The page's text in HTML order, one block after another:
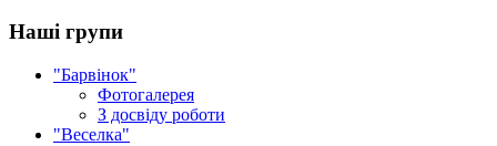
Наші групи
"Барвінок"
Фотогалерея
З досвіду роботи
"Веселка"